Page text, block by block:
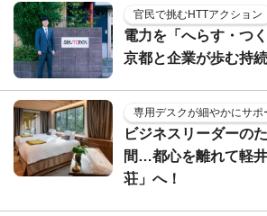
官民で挑むHTTアクション
電力を「へらす・つ
京都と企業が歩む持
専用デスクが細やかにサポ
ビジネスリーダーの
間…都心を離れて軽
荘」へ！